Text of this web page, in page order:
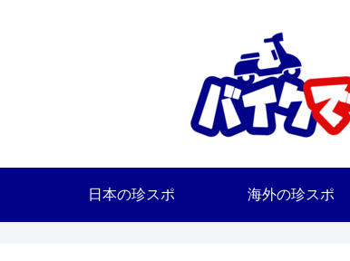
日本の珍スポ 海外の珍スポ